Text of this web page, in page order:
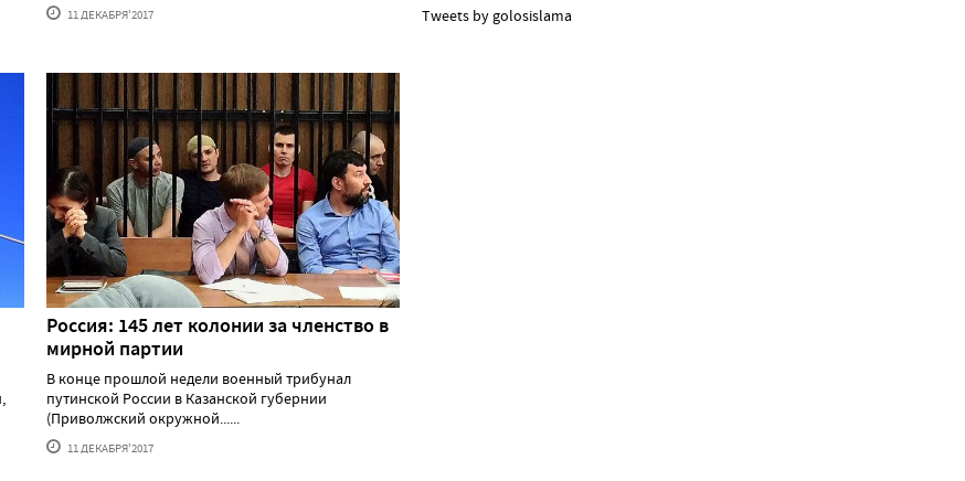
11 ДЕКАБРЯ'2017
Россия: 145 лет колонии за членство в
мирной партии
В конце прошлой недели военный трибунал
путинской России в Казанской губернии
(Приволжский окружной......
11 ДЕКАБРЯ'2017
Tweets by golosislama